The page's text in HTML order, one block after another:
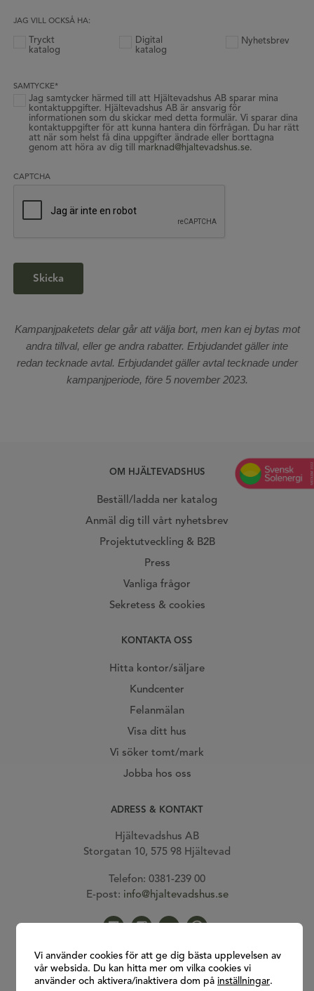
JAG VILL OCKSÅ HA:
Tryckt
katalog
Digital
katalog
Nyhetsbrev
SAMTYCKE*
Jag samtycker härmed till att Hjältevadshus AB sparar mina
kontaktuppgifter. Hjältevadshus AB är ansvarig för
informationen som du skickar med detta formulär. Vi sparar dina
kontaktuppgifter för att kunna hantera din förfrågan. Du har rätt
att när som helst få dina uppgifter ändrade eller borttagna
genom att höra av dig till marknad@hjaltevadshus.se.
CAPTCHA
Kampanjpaketets delar går att välja bort, men kan ej bytas mot
andra tillval, eller ge andra rabatter. Erbjudandet gäller inte
redan tecknade avtal. Erbjudandet gäller avtal tecknade under
kampanjperiode, före 5 november 2023.
OM HJÄLTEVADSHUS
Beställ/ladda ner katalog
Anmäl dig till vårt nyhetsbrev
Projektutveckling & B2B
Press
Vanliga frågor
Sekretess & cookies
KONTAKTA OSS
Hitta kontor/säljare
Kundcenter
Felanmälan
Visa ditt hus
Vi söker tomt/mark
Jobba hos oss
ADRESS & KONTAKT
Hjältevadshus AB
Storgatan 10, 575 98 Hjältevad
Telefon: 0381-239 00
E-post: info@hjaltevadshus.se
Gå till vår facebook
Gå till vår Instagram
Gå till vår Youtube
Gå till vår Pinterest
Vi använder cookies för att ge dig bästa upplevelsen av
vår websida. Du kan hitta mer om vilka cookies vi
använder och aktivera/inaktivera dom på inställningar.